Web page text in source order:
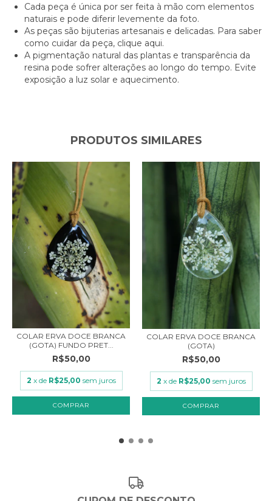
Cada peça é única por ser feita à mão com elementos
naturais e pode diferir levemente da foto.
As peças são bijuterias artesanais e delicadas. Para saber
como cuidar da peça, clique aqui.
A pigmentação natural das plantas e transparência da
resina pode sofrer alterações ao longo do tempo. Evite
exposição a luz solar e aquecimento.
PRODUTOS SIMILARES
COLAR ERVA DOCE BRANCA
(GOTA) FUNDO PRET...
R$50,00
2 x de R$25,00 sem juros
COLAR ERVA DOCE BRANCA
(GOTA)
R$50,00
2 x de R$25,00 sem juros